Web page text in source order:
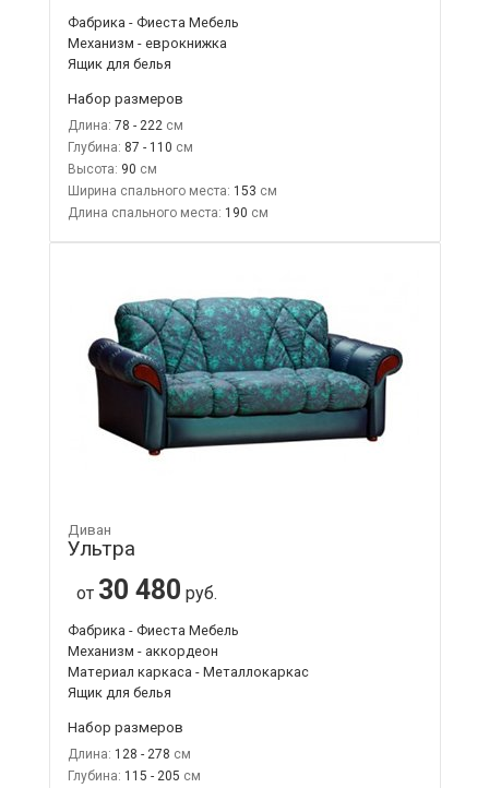
Фабрика - Фиеста Мебель
Механизм - еврокнижка
Ящик для белья
Набор размеров
Длина: 78 - 222
Глубина: 87 - 110
Высота: 90
Ширина спального места: 153
Длина спального места: 190
Диван
Ультра
от 30 480 руб.
Фабрика - Фиеста Мебель
Механизм - аккордеон
Материал каркаса - Металлокаркас
Ящик для белья
Набор размеров
Длина: 128 - 278
Глубина: 115 - 205